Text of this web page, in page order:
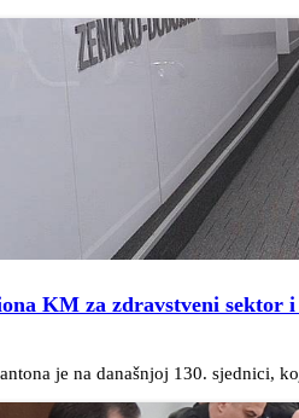
KM za zdravstveni sektor
je na današnjoj 130. sjednici,